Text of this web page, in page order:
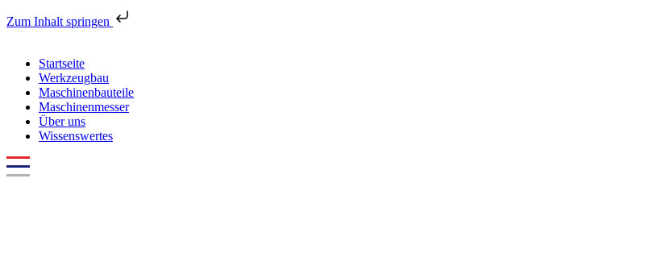
Zum Inhalt springen
Startseite
Werkzeugbau
Maschinenbauteile
Maschinenmesser
Über uns
Wissenswertes